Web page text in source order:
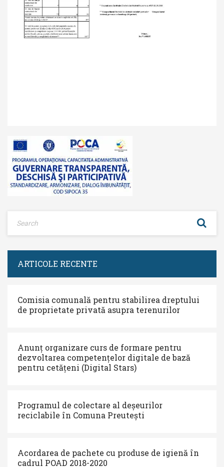
ARTICOLE RECENTE
Comisia comunală pentru stabilirea dreptului
de proprietate privată asupra terenurilor
Anunț organizare curs de formare pentru
dezvoltarea competențelor digitale de bază
pentru cetățeni (Digital Stars)
Programul de colectare al deșeurilor
reciclabile în Comuna Preutești
Acordarea de pachete cu produse de igienă în
cadrul POAD 2018-2020